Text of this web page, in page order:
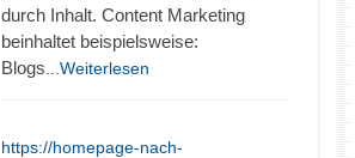
durch Inhalt. Content Marketing
beinhaltet beispielsweise:
Blogs ...Weiterlesen
https://homepage-nach-